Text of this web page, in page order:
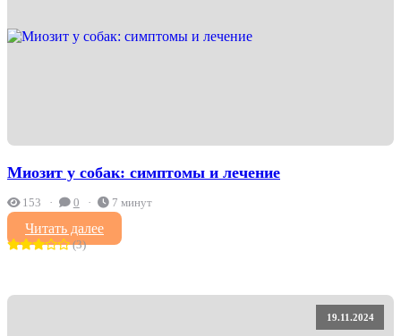
Миозит у собак: симптомы и лечение
153 0 7 минут
Читать далее
(3)
19.11.2024